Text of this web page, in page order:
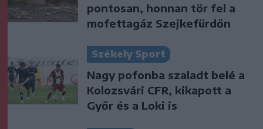
pontosan, honnan tör fel a
mofettagáz Szejkefürdőn
Székely Sport
Nagy pofonba szaladt belé a
Kolozsvári CFR, kikapott a
Győr és a Loki is